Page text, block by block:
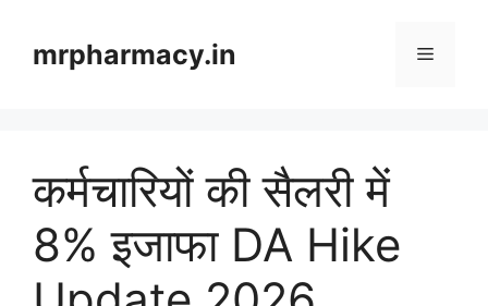
contentmrpharmacy.in Menu
कर्मचारियों की सैलरी में
8% इजाफा DA Hike